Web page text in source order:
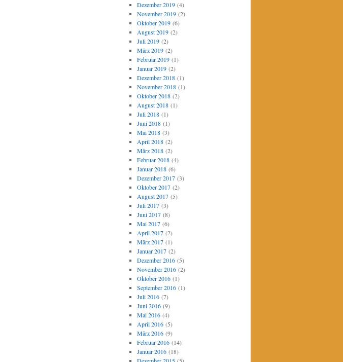
Dezember 2019(4)
November 2019(2)
Oktober 2019(6)
August 2019(2)
Juli 2019(2)
März 2019(2)
Februar 2019(1)
Januar 2019(2)
Dezember 2018(1)
November 2018(1)
Oktober 2018(2)
August 2018(1)
Juli 2018(1)
Juni 2018(1)
Mai 2018(3)
April 2018(2)
März 2018(2)
Februar 2018(4)
Januar 2018(6)
Dezember 2017(3)
Oktober 2017(2)
August 2017(5)
Juli 2017(3)
Juni 2017(8)
Mai 2017(6)
April 2017(2)
März 2017(1)
Januar 2017(2)
Dezember 2016(5)
November 2016(2)
Oktober 2016(1)
September 2016(1)
Juli 2016(7)
Juni 2016(9)
Mai 2016(4)
April 2016(5)
März 2016(9)
Februar 2016(14)
Januar 2016(18)